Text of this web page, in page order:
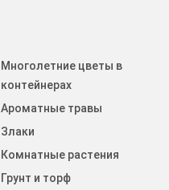
Многолетние цветы в
контейнерах
Ароматные травы
Злаки
Комнатные растения
Грунт и торф